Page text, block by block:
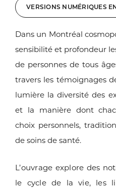
VERSIONS NUMÉRIQUES
Dans un Montréal
sensibilité et profondeur
de personnes de tous
travers les témoignages
lumière la diversité des
et la manière dont
choix personnels,
de soins de santé.
L’ouvrage explore des
le cycle de la vie, les